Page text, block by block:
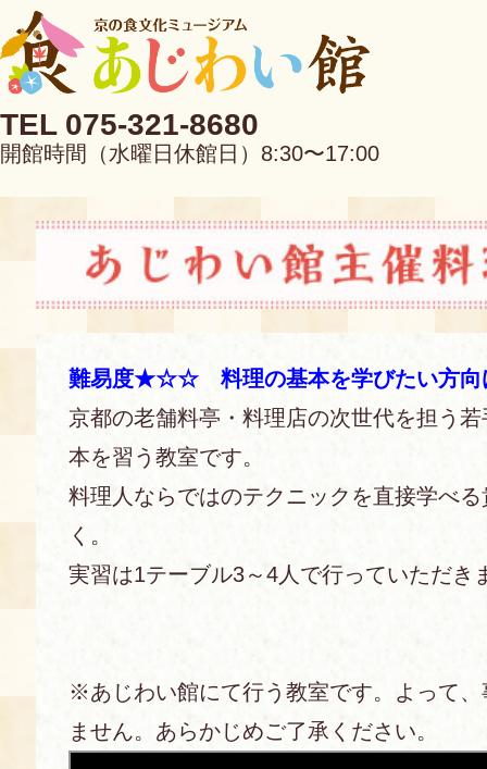
TEL 075-321-8680
開館時間（水曜日休館日）8:30〜17:00
EN 中文
当館について
アクセス
料理教室
募集中の教室
展示室
難易度★☆☆ 料理の基本を学びたい方向
京都の老舗料亭・料理店の次世代を担う
本を習う教室です。
料理人ならではのテクニックを直接学べ
く。
実習は1テーブル3～4人で行っていただき
※あじわい館にて行う教室です。よって
ません。あらかじめご了承ください。